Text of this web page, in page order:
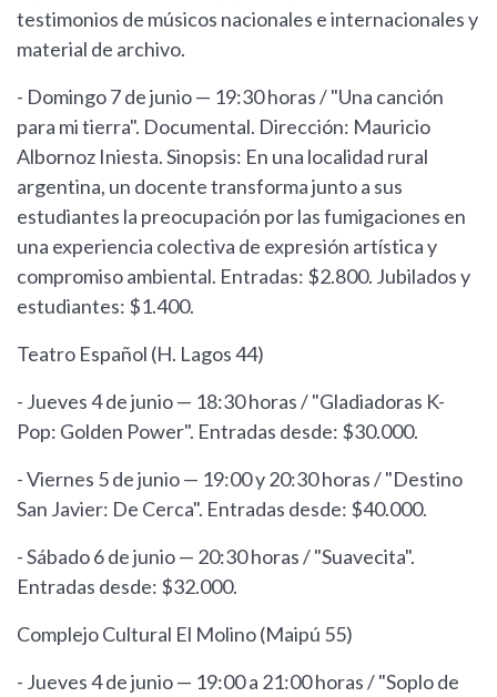
testimonios de músicos nacionales e internacionales y
material de archivo.
- Domingo 7 de junio — 19:30 horas / "Una canción
para mi tierra". Documental. Dirección: Mauricio
Albornoz Iniesta. Sinopsis: En una localidad rural
argentina, un docente transforma junto a sus
estudiantes la preocupación por las fumigaciones en
una experiencia colectiva de expresión artística y
compromiso ambiental. Entradas: $2.800. Jubilados y
estudiantes: $1.400.
Teatro Español (H. Lagos 44)
- Jueves 4 de junio — 18:30 horas / "Gladiadoras K-
Pop: Golden Power". Entradas desde: $30.000.
- Viernes 5 de junio — 19:00 y 20:30 horas / "Destino
San Javier: De Cerca". Entradas desde: $40.000.
- Sábado 6 de junio — 20:30 horas / "Suavecita".
Entradas desde: $32.000.
Complejo Cultural El Molino (Maipú 55)
- Jueves 4 de junio — 19:00 a 21:00 horas / "Soplo de